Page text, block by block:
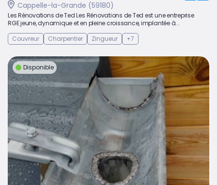
Cappelle-la-Grande (59180)
Les Rénovations de Ted Les Rénovations de Ted est une entreprise
RGE jeune, dynamique et en pleine croissance, implantée à...
Couvreur
Charpentier Zingueur +7
Disponible